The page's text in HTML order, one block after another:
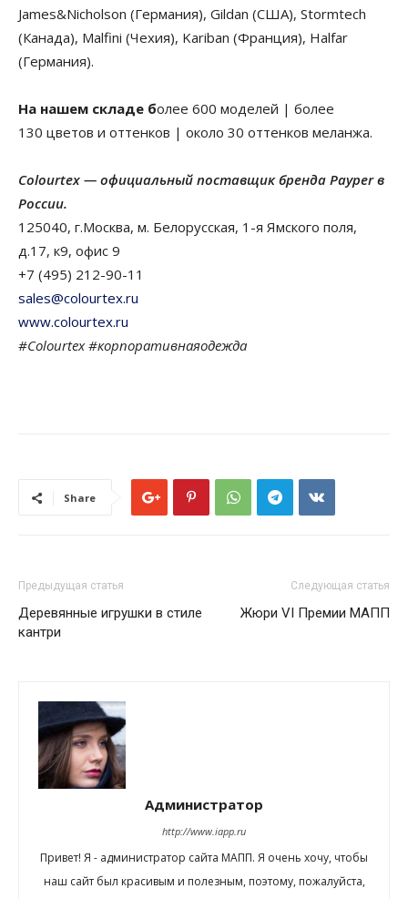
James&Nicholson (Германия), Gildan (США), Stormtech
(Канада), Malfini (Чехия), Kariban (Франция), Halfar
(Германия).
На нашем складе более 600 моделей | более
130 цветов и оттенков | около 30 оттенков меланжа.
Colourtex — официальный поставщик бренда Payper в
России.
125040, г.Москва, м. Белорусская, 1-я Ямского поля,
д.17, к9, офис 9
+7 (495) 212-90-11
sales@colourtex.ru
www.colourtex.ru
#Colourtex #корпоративнаяодежда
Share
Предыдущая статья
Деревянные игрушки в стиле
кантри
Следующая статья
Жюри VI Премии МАПП
Администратор
http://www.iapp.ru
Привет! Я - администратор сайта МАПП. Я очень хочу, чтобы
наш сайт был красивым и полезным, поэтому, пожалуйста,